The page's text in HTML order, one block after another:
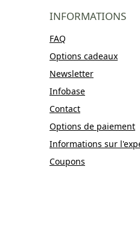
INFORMATIONS
FAQ
Options cadeaux
Newsletter
Infobase
Contact
Options de paiement
Informations sur
Coupons